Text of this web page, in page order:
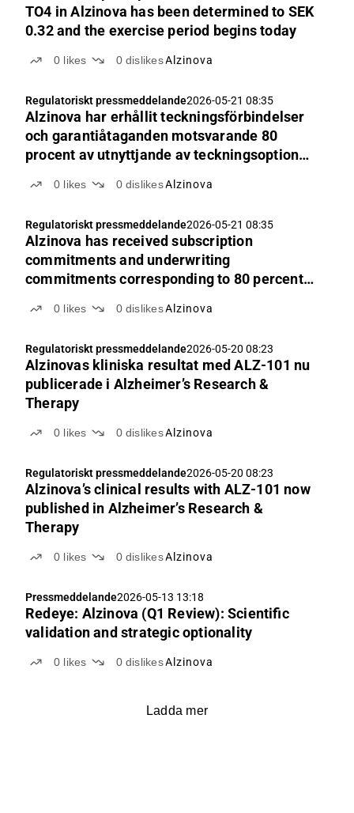
TO4 in Alzinova has been determined to SEK
0.32 and the exercise period begins today
0 likes 0 dislikesAlzinova
Regulatoriskt pressmeddelande2026-05-21 08:35
Alzinova har erhållit teckningsförbindelser
och garantiåtaganden motsvarande 80
procent av utnyttjande av teckningsoptioner
0 likes 0 dislikesAlzinova
Regulatoriskt pressmeddelande2026-05-21 08:35
Alzinova has received subscription
commitments and underwriting
commitments corresponding to 80 percent
0 likes 0 dislikesAlzinova
Regulatoriskt pressmeddelande2026-05-20 08:23
Alzinovas kliniska resultat med ALZ-101 nu
publicerade i Alzheimer’s Research &
Therapy
0 likes 0 dislikesAlzinova
Regulatoriskt pressmeddelande2026-05-20 08:23
Alzinova’s clinical results with ALZ-101 now
published in Alzheimer’s Research &
Therapy
0 likes 0 dislikesAlzinova
Pressmeddelande2026-05-13 13:18
Redeye: Alzinova (Q1 Review): Scientific
validation and strategic optionality
0 likes 0 dislikesAlzinova
Ladda mer